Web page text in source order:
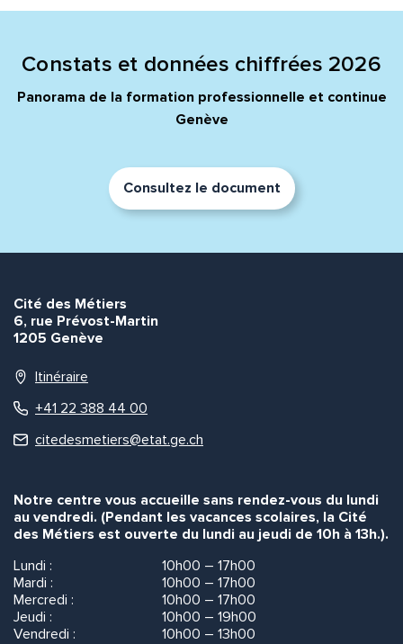
Constats et données chiffrées 2026
Panorama de la formation professionnelle et continue
Genève
Consultez le document
Cité des Métiers
6, rue Prévost-Martin
1205 Genève
Itinéraire
+41 22 388 44 00
citedesmetiers@etat.ge.ch
Notre centre vous accueille sans rendez-vous du lundi
au vendredi. (Pendant les vacances scolaires, la Cité
des Métiers est ouverte du lundi au jeudi de 10h à 13h.).
Lundi :
10h00 – 17h00
Mardi :
10h00 – 17h00
Mercredi :
10h00 – 17h00
Jeudi :
10h00 – 19h00
Vendredi :
10h00 – 13h00